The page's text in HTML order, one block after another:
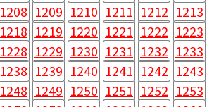
1208 1209 1210 1211 1212 1213
1218 1219 1220 1221 1222 1223
1228 1229 1230 1231 1232 1233
1238 1239 1240 1241 1242 1243
1248 1249 1250 1251 1252 1253